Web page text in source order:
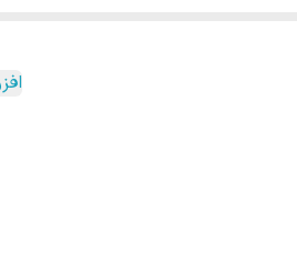
بسیاری دارد. خاصیت درخت آرگان به